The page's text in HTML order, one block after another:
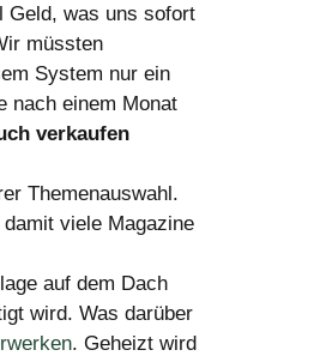
Geld, was uns sofort
müssten
System nur ein
nach einem Monat
verkaufen
Themenauswahl.
viele Magazine
auf dem Dach
wird. Was darüber
. Geheizt wird